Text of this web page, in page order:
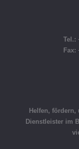
Tel.:
Fax:
Helfen, fördern,
Dienstleister im